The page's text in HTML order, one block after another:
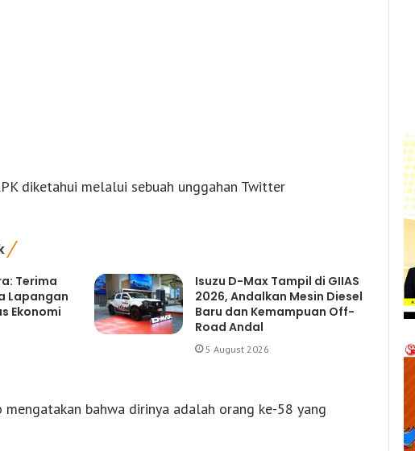
diketahui melalui sebuah unggahan Twitter
Terima
Lapangan
Ekonomi
Isuzu D-Max Tampil di GIIAS
2026, Andalkan Mesin Diesel
Baru dan Kemampuan Off-
Road Andal
5 August 2026
bahwa dirinya adalah orang ke-58 yang